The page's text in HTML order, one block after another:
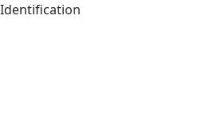
Identification